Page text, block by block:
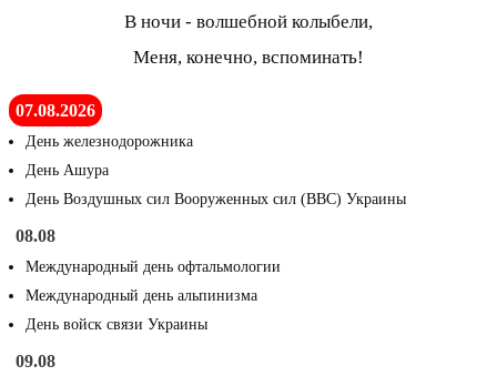
В ночи - волшебной колыбели,
Меня, конечно, вспоминать!
07.08.2026
День железнодорожника
День Ашура
День Воздушных сил Вооруженных сил (ВВС) Украины
08.08
Международный день офтальмологии
Международный день альпинизма
День войск связи Украины
09.08